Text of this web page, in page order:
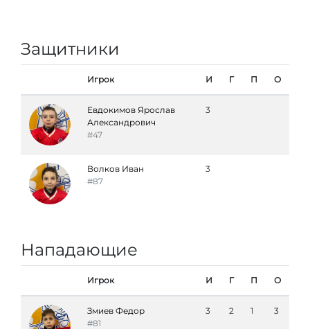
Защитники
Игрок И Г П О
Евдокимов Ярослав
Александрович
#47
3
Волков Иван
#87
3
Нападающие
Игрок И Г П О
Змиев Федор
#81
3 2 1 3